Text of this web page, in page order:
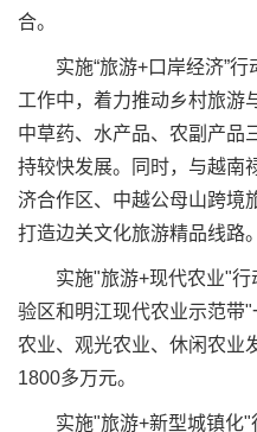
合。
实施“旅游+口岸经济”行
工作中，着力推动乡村旅游
中草药、水产品、农副产品
持较快发展。同时，与越
济合作区、中越公母山跨境
打造边关文化旅游精品线路。
实施"旅游+现代农业"行
验区和明江现代农业示范带
农业、观光农业、休闲农业
1800多万元。
实施"旅游+新型城镇化"